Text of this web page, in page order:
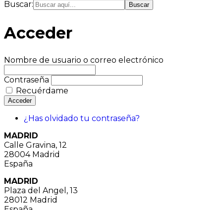
Buscar:
Acceder
Nombre de usuario o correo electrónico
Contraseña
Recuérdame
Acceder
¿Has olvidado tu contraseña?
MADRID
Calle Gravina, 12
28004 Madrid
España
MADRID
Plaza del Angel, 13
28012 Madrid